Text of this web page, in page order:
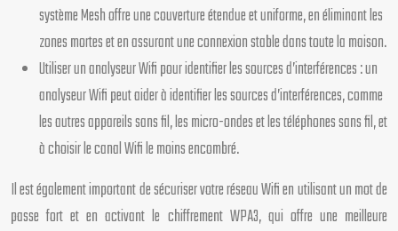
système Mesh offre une couverture étendue et uniforme, en éliminant les
zones mortes et en assurant une connexion stable dans toute la maison.
Utiliser un analyseur Wifi pour identifier les sources d’interférences : un
analyseur Wifi peut aider à identifier les sources d’interférences, comme
les autres appareils sans fil, les micro-ondes et les téléphones sans fil, et
à choisir le canal Wifi le moins encombré.
Il est également important de sécuriser votre réseau Wifi en utilisant un mot de
passe fort et en activant le chiffrement WPA3, qui offre une meilleure